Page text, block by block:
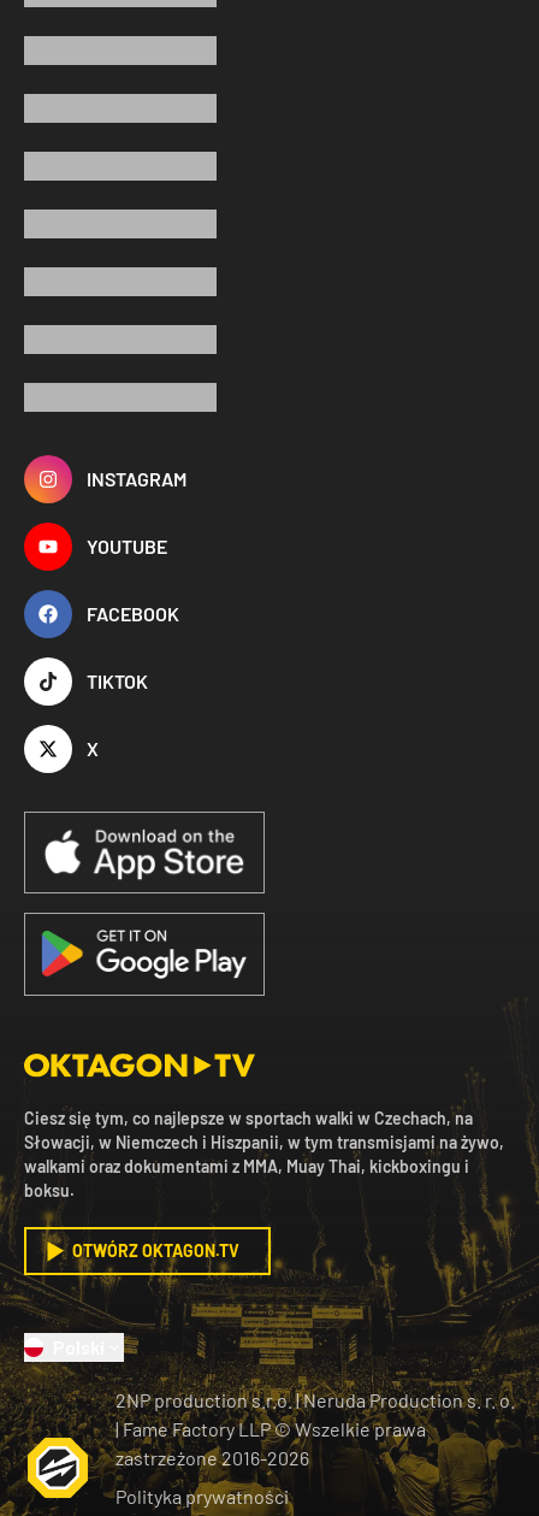
INSTAGRAM
YOUTUBE
FACEBOOK
TIKTOK
X
Ciesz się tym, co najlepsze w sportach walki w Czechach, na
Słowacji, w Niemczech i Hiszpanii, w tym transmisjami na żywo,
walkami oraz dokumentami z MMA, Muay Thai, kickboxingu i
boksu.
OTWÓRZ OKTAGON.TV
2NP production s.r.o.|Neruda Production s. r. o.
| Fame Factory LLP © Wszelkie prawa
zastrzeżone2016-2026
Polityka prywatności